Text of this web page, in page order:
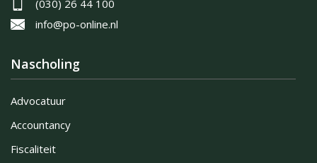
(030) 26 44 100
info@po-online.nl
Nascholing
Advocatuur
Accountancy
Fiscaliteit